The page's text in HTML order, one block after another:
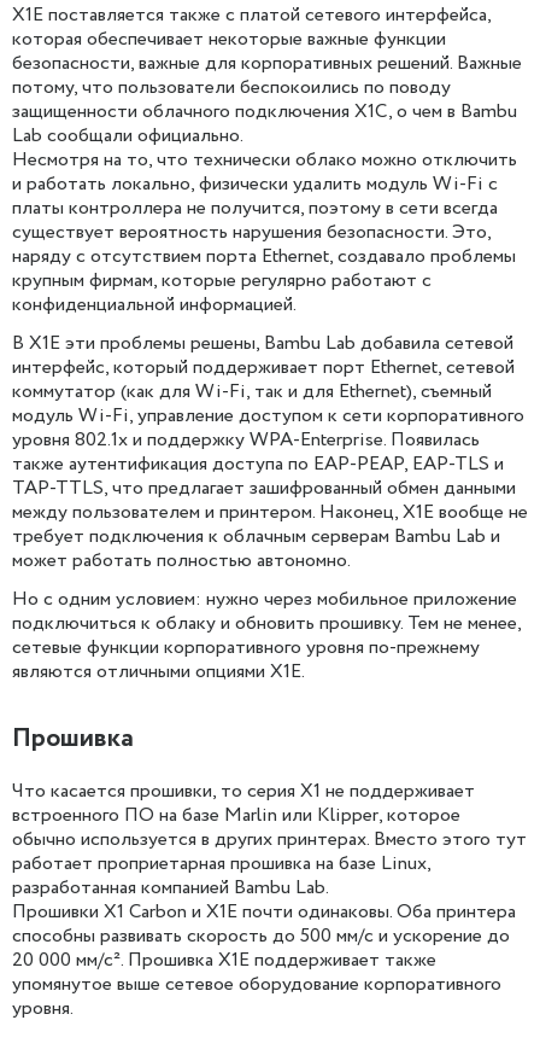
X1E поставляется также с платой сетевого интерфейса,
которая обеспечивает некоторые важные функции
безопасности, важные для корпоративных решений. Важные
потому, что пользователи беспокоились по поводу
защищенности облачного подключения X1C, о чем в Bambu
Lab сообщали официально.
Несмотря на то, что технически облако можно отключить
и работать локально, физически удалить модуль Wi-Fi с
платы контроллера не получится, поэтому в сети всегда
существует вероятность нарушения безопасности. Это,
наряду с отсутствием порта Ethernet, создавало проблемы
крупным фирмам, которые регулярно работают с
конфиденциальной информацией.
В X1E эти проблемы решены, Bambu Lab добавила сетевой
интерфейс, который поддерживает порт Ethernet, сетевой
коммутатор (как для Wi-Fi, так и для Ethernet), съемный
модуль Wi-Fi, управление доступом к сети корпоративного
уровня 802.1x и поддержку WPA-Enterprise. Появилась
также аутентификация доступа по EAP-PEAP, EAP-TLS и
TAP-TTLS, что предлагает зашифрованный обмен данными
между пользователем и принтером. Наконец, X1E вообще не
требует подключения к облачным серверам Bambu Lab и
может работать полностью автономно.
Но с одним условием: нужно через мобильное приложение
подключиться к облаку и обновить прошивку. Тем не менее,
сетевые функции корпоративного уровня по-прежнему
являются отличными опциями X1E.
Прошивка
Что касается прошивки, то серия X1 не поддерживает
встроенного ПО на базе Marlin или Klipper, которое
обычно используется в других принтерах. Вместо этого тут
работает проприетарная прошивка на базе Linux,
разработанная компанией Bambu Lab.
Прошивки X1 Carbon и X1E почти одинаковы. Оба принтера
способны развивать скорость до 500 мм/с и ускорение до
20 000 мм/с². Прошивка X1E поддерживает также
упомянутое выше сетевое оборудование корпоративного
уровня.